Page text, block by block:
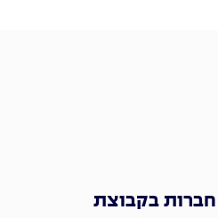
חברות בקבוצת